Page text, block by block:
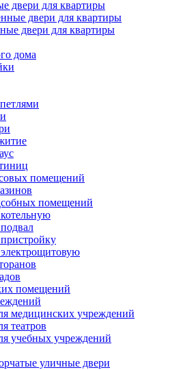
двери для квартиры
двери для квартиры
двери для квартиры
дома
помещений
помещений
помещений
медицинских учреждений
театров
учебных учреждений
уличные двери